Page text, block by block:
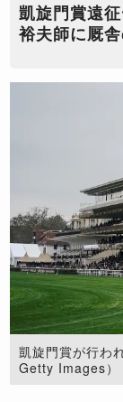
凱旋門賞遠
裕夫師に厩
凱旋門賞が行わ
Getty Images）